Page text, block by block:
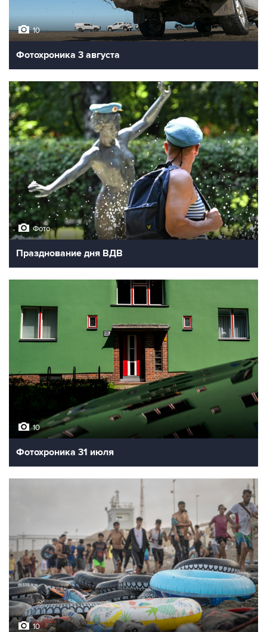
10
Фотохроника 3 августа
Фото
Празднование дня ВДВ
10
Фотохроника 31 июля
10